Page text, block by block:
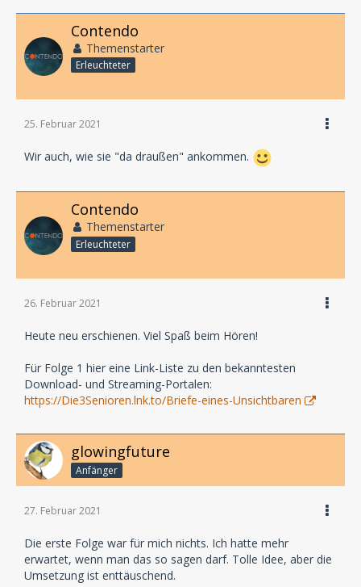
Contendo
Themenstarter
Erleuchteter
25. Februar 2021
Wir auch, wie sie "da draußen" ankommen.
Contendo
Themenstarter
Erleuchteter
26. Februar 2021
Heute neu erschienen. Viel Spaß beim Hören!
Für Folge 1 hier eine Link-Liste zu den bekanntesten
Download- und Streaming-Portalen:
https://Die3Senioren.lnk.to/Briefe-eines-Unsichtbaren
glowingfuture
Anfänger
27. Februar 2021
Die erste Folge war für mich nichts. Ich hatte mehr
erwartet, wenn man das so sagen darf. Tolle Idee, aber die
Umsetzung ist enttäuschend.